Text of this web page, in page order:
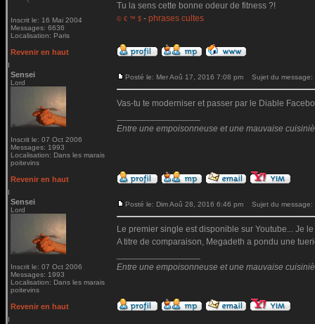
Inscrit le: 16 Mai 2004
Messages: 6636
Localisation: Paris
Tu la sens cette bonne odeur de fitness ?!
© € ™ $ - phrases cultes
Revenir en haut
Sensei
Lord
Inscrit le: 07 Oct 2006
Messages: 1993
Localisation: Dans les marais
poitevins
Posté le: Mer Aoû 17, 2016 7:08 pm Sujet du message:
Vas-tu te moderniser et passer par le Diable
Entre une empoisonneuse et une mauvaise
Revenir en haut
Sensei
Lord
Inscrit le: 07 Oct 2006
Messages: 1993
Localisation: Dans les marais
poitevins
Posté le: Dim Aoû 28, 2016 6:46 pm Sujet du message:
Le premier single est disponible sur Youtube... Je
A titre de comparaison, Megadeth a pondu une
Entre une empoisonneuse et une mauvaise
Revenir en haut